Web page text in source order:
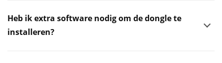
Heb ik extra software nodig om de dongle te
installeren?